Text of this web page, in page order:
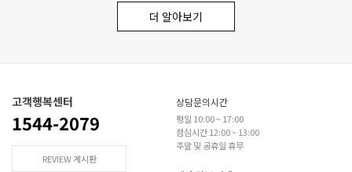
더 알아보기
고객행복센터
1544-2079
REVIEW 게시판
상담문의시간
평일 10:00 ~ 17:00
점심시간 12:00 ~ 13:00
주말 및 공휴일 휴무